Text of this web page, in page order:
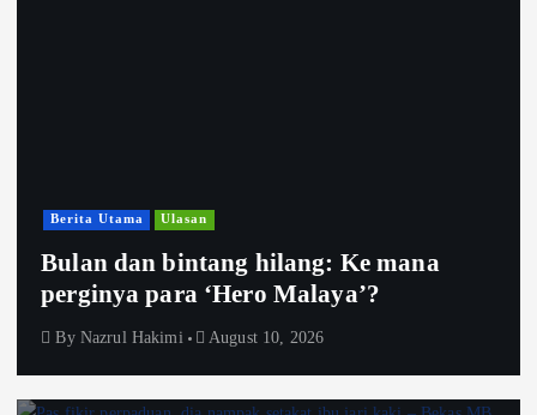
Berita Utama Ulasan
Bulan dan bintang hilang: Ke mana
perginya para ‘Hero Malaya’?
By Nazrul Hakimi August 10, 2026